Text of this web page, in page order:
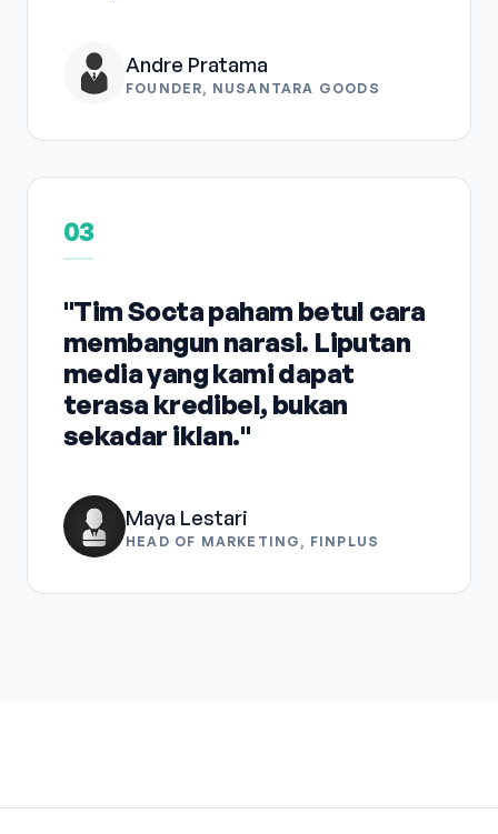
Andre Pratama
FOUNDER, NUSANTARA GOODS
03
"Tim Socta paham betul cara
membangun narasi. Liputan
media yang kami dapat
terasa kredibel, bukan
sekadar iklan."
Maya Lestari
HEAD OF MARKETING, FINPLUS